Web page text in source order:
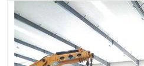
工厂搬迁公司
设备定位移位